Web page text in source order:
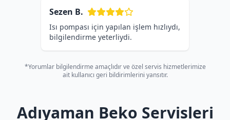
Sezen B.
Isı pompası için yapılan işlem hızlıydı,
bilgilendirme yeterliydi.
*Yorumlar bilgilendirme amaçlıdır ve özel servis hizmetlerimize
ait kullanıcı geri bildirimlerini yansıtır.
Adıyaman Beko Servisleri